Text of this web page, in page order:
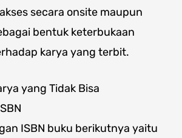
secara onsite maupun
bentuk keterbukaan
karya yang terbit.
yang Tidak Bisa
ISBN buku berikutnya yaitu